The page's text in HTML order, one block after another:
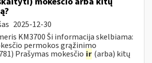
2025-12-30
KM3700 Ši informacija skelbiama:
permokos grąžinimo
Prašymas mokesčio ir (arba) kitų